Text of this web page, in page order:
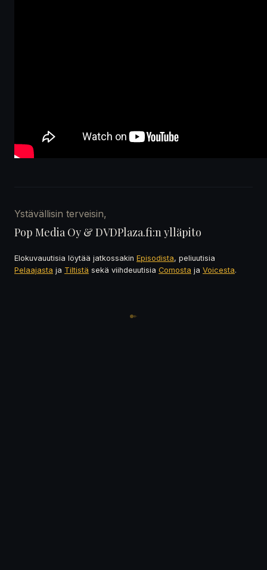
Ystävällisin terveisin,
Pop Media Oy & DVDPlaza.fi:n ylläpito
Elokuvauutisia löytää jatkossakin Episodista, peliuutisia
Pelaajasta ja Tiltistä sekä viihdeuutisia Comosta ja Voicesta.